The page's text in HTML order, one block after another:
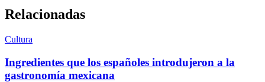
Relacionadas
Cultura
Ingredientes que los españoles introdujeron a la
gastronomía mexicana